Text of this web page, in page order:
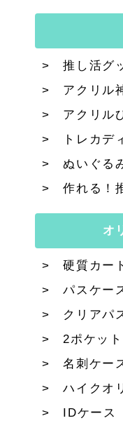
推し活グ
アクリル
アクリル
トレカデ
ぬいぐる
作れる！
オ
硬質カー
パスケー
クリアパ
2ポケッ
名刺ケー
ハイクオ
IDケース